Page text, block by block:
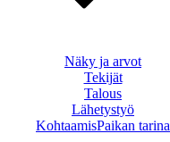
Näky ja arvot
Tekijät
Talous
Lähetystyö
KohtaamisPaikan tarina